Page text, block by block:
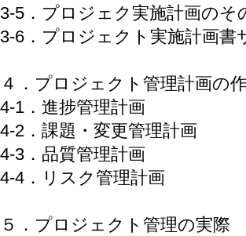
3-5．プロジェク実施計画のそ
3-6．プロジェクト実施計画書
４．プロジェクト管理計画の
4-1．進捗管理計画
4-2．課題・変更管理計画
4-3．品質管理計画
4-4．リスク管理計画
５．プロジェクト管理の実際